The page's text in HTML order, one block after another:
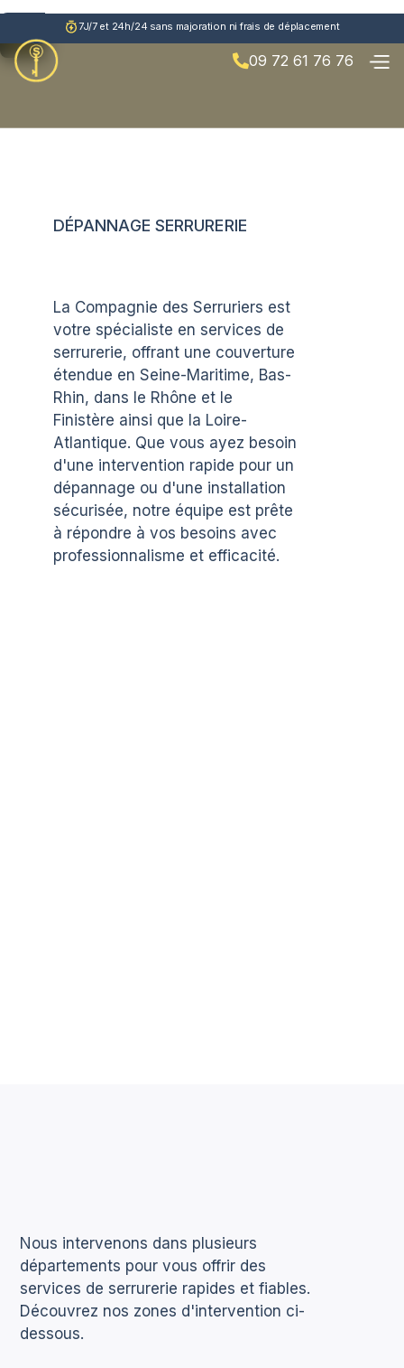
7J/7 et 24h/24 sans majoration ni frais de déplacement
09 72 61 76 76
DÉPANNAGE SERRURERIE
La Compagnie des Serruriers est
votre spécialiste en services de
serrurerie, offrant une couverture
étendue en Seine-Maritime, Bas-
Rhin, dans le Rhône et le
Finistère ainsi que la Loire-
Atlantique. Que vous ayez besoin
d'une intervention rapide pour un
dépannage ou d'une installation
sécurisée, notre équipe est prête
à répondre à vos besoins avec
professionnalisme et efficacité.
Nous intervenons dans plusieurs
départements pour vous offrir des
services de serrurerie rapides et fiables.
Découvrez nos zones d'intervention ci-
dessous.